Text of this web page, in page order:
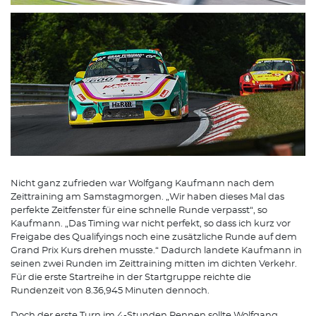
Nicht ganz zufrieden war Wolfgang Kaufmann nach dem
Zeittraining am Samstagmorgen. „Wir haben dieses Mal das
perfekte Zeitfenster für eine schnelle Runde verpasst“, so
Kaufmann. „Das Timing war nicht perfekt, so dass ich kurz vor
Freigabe des Qualifyings noch eine zusätzliche Runde auf dem
Grand Prix Kurs drehen musste.“ Dadurch landete Kaufmann in
seinen zwei Runden im Zeittraining mitten im dichten Verkehr.
Für die erste Startreihe in der Startgruppe reichte die
Rundenzeit von 8.36,945 Minuten dennoch.